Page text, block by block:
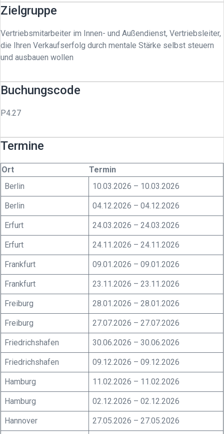
Zielgruppe
Vertriebsmitarbeiter im Innen- und Außendienst, Vertriebsleiter,
die Ihren Verkaufserfolg durch mentale Stärke selbst steuern
und ausbauen wollen
Buchungscode
P4.27
Termine
Ort
Termin
Berlin
10.03.2026 – 10.03.2026
Berlin 04.12.2026 – 04.12.2026
Erfurt 24.03.2026 – 24.03.2026
Erfurt 24.11.2026 – 24.11.2026
Frankfurt 09.01.2026 – 09.01.2026
Frankfurt 23.11.2026 – 23.11.2026
Freiburg 28.01.2026 – 28.01.2026
Freiburg 27.07.2026 – 27.07.2026
Friedrichshafen 30.06.2026 – 30.06.2026
Friedrichshafen 09.12.2026 – 09.12.2026
Hamburg 11.02.2026 – 11.02.2026
Hamburg 02.12.2026 – 02.12.2026
Hannover 27.05.2026 – 27.05.2026